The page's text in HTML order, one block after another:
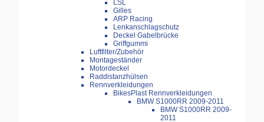
LSL
Gilles
ARP Racing
Lenkanschlagschutz
Deckel Gabelbrücke
Griffgummi
Luftfilter/Zubehör
Montageständer
Motordeckel
Raddistanzhülsen
Rennverkleidungen
BikesPlast Rennverkleidungen
BMW S1000RR 2009-2011
BMW S1000RR 2009-
2011